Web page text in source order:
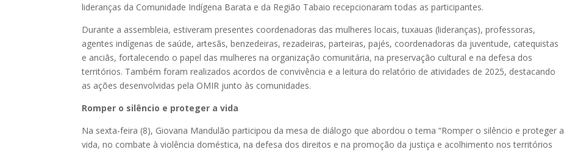
lideranças da Comunidade Indígena Barata e da Região Tabaio recepcionaram todas as participantes.
Durante a assembleia, estiveram presentes coordenadoras das mulheres locais, tuxauas (lideranças), professoras,
agentes indígenas de saúde, artesãs, benzedeiras, rezadeiras, parteiras, pajés, coordenadoras da juventude, catequistas
e anciãs, fortalecendo o papel das mulheres na organização comunitária, na preservação cultural e na defesa dos
territórios. Também foram realizados acordos de convivência e a leitura do relatório de atividades de 2025, destacando
as ações desenvolvidas pela OMIR junto às comunidades.
Romper o silêncio e proteger a vida
Na sexta-feira (8), Giovana Mandulão participou da mesa de diálogo que abordou o tema “Romper o silêncio e proteger a
vida, no combate à violência doméstica, na defesa dos direitos e na promoção da justiça e acolhimento nos territórios